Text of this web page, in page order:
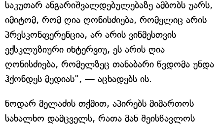
საკუთარ ანგარიშვალდებულებაზე ამბობს უარს,
იმიტომ, რომ ღია ღონისძიება, რომელიც არის
პრესკონფერენცია, არ არის ვინმესთვის
ექსკლუზიური ინტერვიუ, ეს არის ღია
ღონისძიება, რომელზეც თანაბარი წვდომა უნდა
ჰქონდეს მედიას", — აცხადებს ის.
ნოდარ მელაძის თქმით, აპირებს მიმართოს
სახალხო დამცველს, რათა მან შეისწავლოს